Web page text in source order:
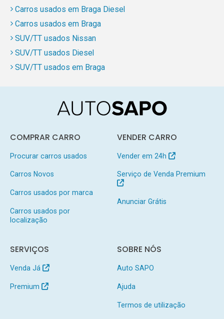
Carros usados em Braga Diesel
Carros usados em Braga
SUV/TT usados Nissan
SUV/TT usados Diesel
SUV/TT usados em Braga
COMPRAR CARRO
Procurar carros usados
Carros Novos
Carros usados por marca
Carros usados por
localização
VENDER CARRO
Vender em 24h
Serviço de Venda Premium
Anunciar Grátis
SERVIÇOS
Venda Já
Premium
SOBRE NÓS
Auto SAPO
Ajuda
Termos de utilização